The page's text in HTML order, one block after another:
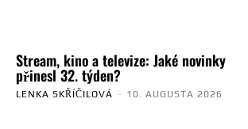
Stream, kino a televize: Jaké novinky
přinesl 32. týden?
LENKA SKŘÍČILOVÁ - 10. AUGUSTA 2026